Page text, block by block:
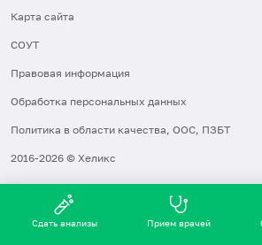
Карта сайта
СОУТ
Правовая информация
Обработка персональных данных
Политика в области качества, ООС, ПЗБТ
2016-2026 © Хеликс
Сдать анализы Прием врачей